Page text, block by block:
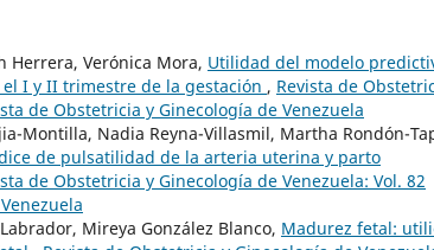
Herrera, Verónica Mora, Utilidad del modelo
I y II trimestre de la gestación , Revista de
de Obstetricia y Ginecología de Venezuela
Montilla, Nadia Reyna-Villasmil, Martha Rondón-
de pulsatilidad de la arteria uterina y parto
de Obstetricia y Ginecología de Venezuela: Vol. 82
Mireya González Blanco, Madurez fetal: